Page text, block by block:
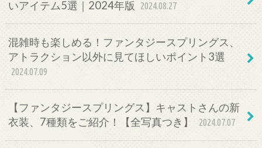
いアイテム5選｜2024年版
2024.08.27
混雑時も楽しめる！ファンタジースプリングス、
アトラクション以外に見てほしいポイント3選
2024.07.09
【ファンタジースプリングス】キャストさんの新
衣装、7種類をご紹介！【全写真つき】
2024.07.07